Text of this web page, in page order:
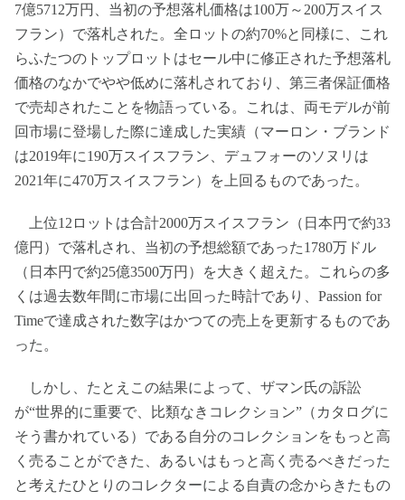
7億5712万円、当初の予想落札価格は100万～200万スイス
フラン）で落札された。全ロットの約70%と同様に、これ
らふたつのトップロットはセール中に修正された予想落札
価格のなかでやや低めに落札されており、第三者保証価格
で売却されたことを物語っている。これは、両モデルが前
回市場に登場した際に達成した実績（マーロン・ブランド
は2019年に190万スイスフラン、デュフォーのソヌリは
2021年に470万スイスフラン）を上回るものであった。
上位12ロットは合計2000万スイスフラン（日本円で約33
億円）で落札され、当初の予想総額であった1780万ドル
（日本円で約25億3500万円）を大きく超えた。これらの多
くは過去数年間に市場に出回った時計であり、Passion for
Timeで達成された数字はかつての売上を更新するものであ
った。
しかし、たとえこの結果によって、ザマン氏の訴訟
が“世界的に重要で、比類なきコレクション”（カタログに
そう書かれている）である自分のコレクションをもっと高
く売ることができた、あるいはもっと高く売るべきだった
と考えたひとりのコレクターによる自責の念からきたもの